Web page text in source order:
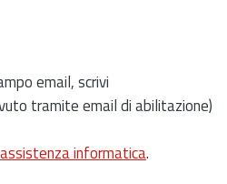
email, scrivi
tramite email di abilitazione)
assistenza informatica.